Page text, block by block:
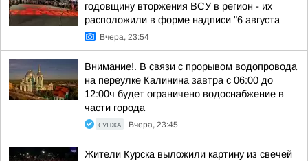
годовщину вторжения ВСУ в регион - их
расположили в форме надписи "6 августа
Вчера, 23:54
Внимание!. В связи с прорывом водопровода
на переулке Калинина завтра с 06:00 до
12:00ч будет ограничено водоснабжение в
части города
СУНЖА Вчера, 23:45
Жители Курска выложили картину из свечей